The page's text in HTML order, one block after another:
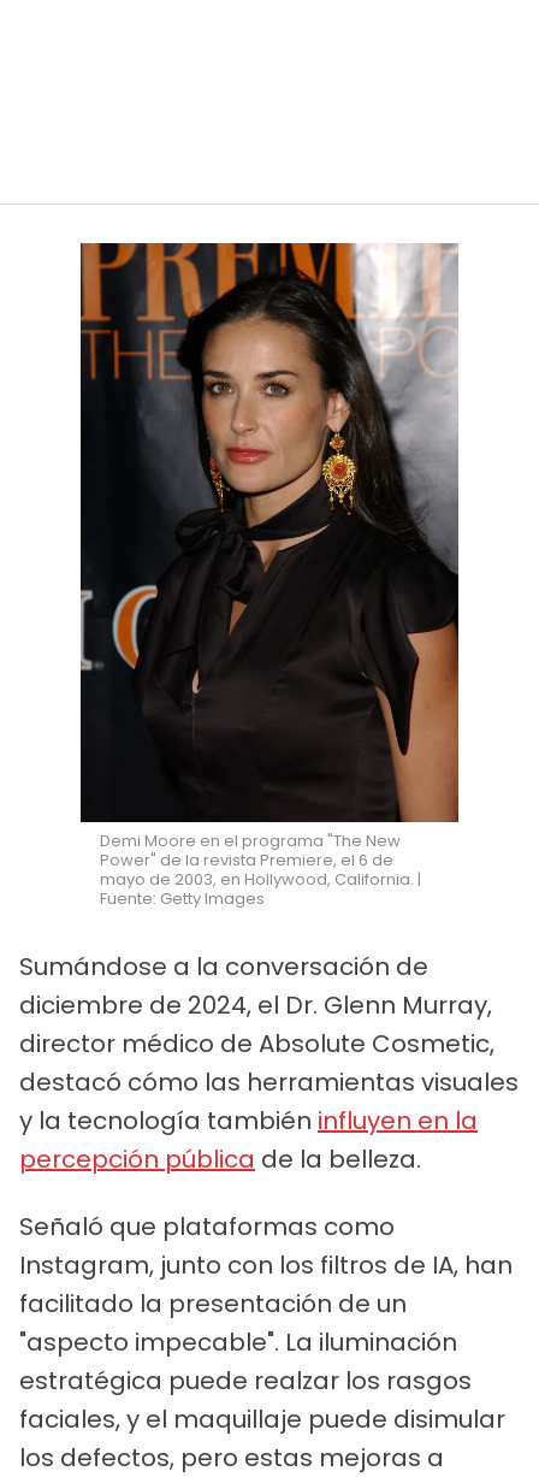
Demi Moore en el programa "The New
Power" de la revista Premiere, el 6 de
mayo de 2003, en Hollywood, California. |
Fuente: Getty Images
Sumándose a la conversación de
diciembre de 2024, el Dr. Glenn Murray,
director médico de Absolute Cosmetic,
destacó cómo las herramientas visuales
y la tecnología también influyen en la
percepción pública de la belleza.
Señaló que plataformas como
Instagram, junto con los filtros de IA, han
facilitado la presentación de un
"aspecto impecable". La iluminación
estratégica puede realzar los rasgos
faciales, y el maquillaje puede disimular
los defectos, pero estas mejoras a